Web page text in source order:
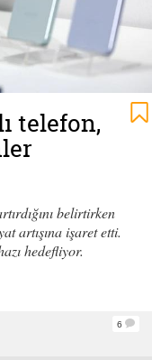
telefon,
belirtirken
artışına işaret etti.
hedefliyor.
6